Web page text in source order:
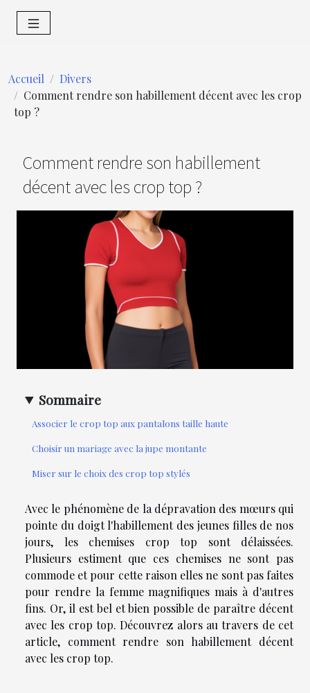
Accueil
Divers
Comment rendre son habillement décent avec les crop
top ?
Comment rendre son habillement
décent avec les crop top ?
Sommaire
Associer le crop top aux pantalons taille haute
Choisir un mariage avec la jupe montante
Miser sur le choix des crop top stylés
Avec le phénomène de la dépravation des mœurs qui
pointe du doigt l'habillement des jeunes filles de nos
jours, les chemises crop top sont délaissées.
Plusieurs estiment que ces chemises ne sont pas
commode et pour cette raison elles ne sont pas faites
pour rendre la femme magnifiques mais à d'autres
fins. Or, il est bel et bien possible de paraître décent
avec les crop top. Découvrez alors au travers de cet
article, comment rendre son habillement décent
avec les crop top.